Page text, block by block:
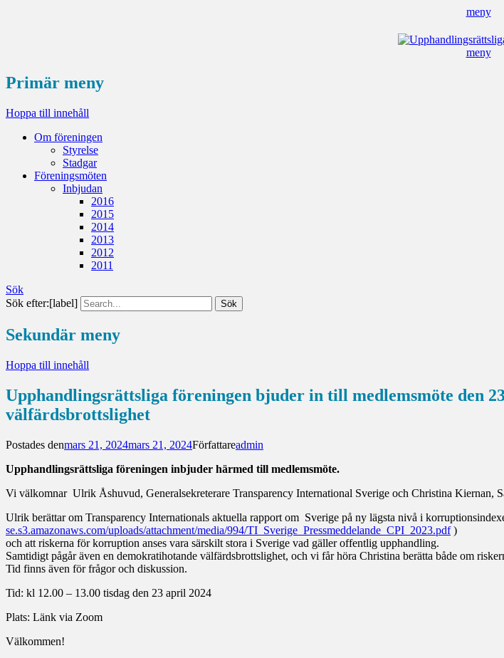
meny
meny
Primär meny
Hoppa till innehåll
Om föreningen
Styrelse
Stadgar
Föreningsmöten
Inbjudan
2016
2015
2014
2013
2012
2011
Sök
Sök efter:[label]
Sekundär meny
Hoppa till innehåll
Upphandlingsrättsliga föreningen bjuder in till medlemsmöte den
välfärdsbrottslighet
Postades denmars 21, 2024mars 21, 2024Författareadmin
Upphandlingsrättsliga föreningen inbjuder härmed till medlemsmöte.
Vi välkomnar Ulrik Åshuvud, Generalsekreterare Transparency International Sverige och Christina Kiernan,
Ulrik berättar om Transparency Internationals aktuella rapport om Sverige på ny lägsta nivå i
se.s3.amazonaws.com/uploads/attachment/media/994/TI_Sverige_Pressmeddelande_CPI_2023.pdf)
och att riskerna för korruption anses vara särskilt stora i Sverige vad gäller offentlig upphandling.
Samtidigt pågår även en demokratihotande välfärdsbrottslighet, och vi får höra Christina berätta både om
Tid finns även för frågor och diskussion.
Tid: kl 12.00 – 13.00 tisdag den 23 april 2024
Plats: Länk via Zoom
Välkommen!